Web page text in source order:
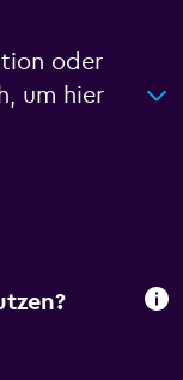
oder
um hier